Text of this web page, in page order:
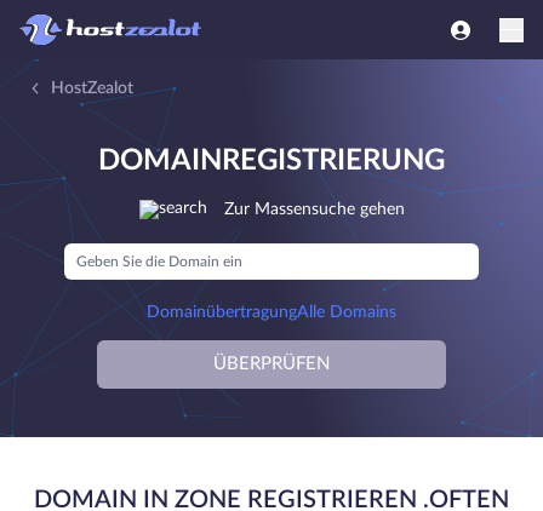
HostZealot
DOMAINREGISTRIERUNG
Zur Massensuche gehen
DomainübertragungAlle Domains
ÜBERPRÜFEN
DOMAIN IN ZONE REGISTRIEREN .OFTEN